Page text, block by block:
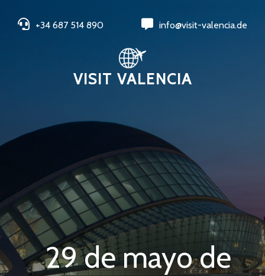
+34 687 514 890 info@visit-valencia.de
VISIT VALENCIA
29 de mayo de